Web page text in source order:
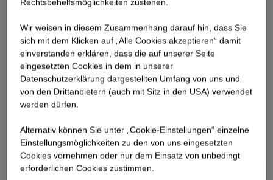
Rechtsbehelfsmöglichkeiten zustehen.
Wir weisen in diesem Zusammenhang darauf hin, dass Sie
sich mit dem Klicken auf „Alle Cookies akzeptieren“ damit
ein­ver­standen erklären, dass die auf unserer Seite
eingesetzten Cookies in dem in unserer
Datenschutzerklärung dargestellten Umfang von uns und
von den Drittanbietern (auch mit Sitz in den USA) verwendet
werden dürfen.
Alternativ können Sie unter „Cookie-Einstellungen“ einzelne
Einstellungsmöglichkeiten zu den von uns eingesetzten
Cookies vornehmen oder nur dem Einsatz von unbedingt
erforderlichen Cookies zustimmen.